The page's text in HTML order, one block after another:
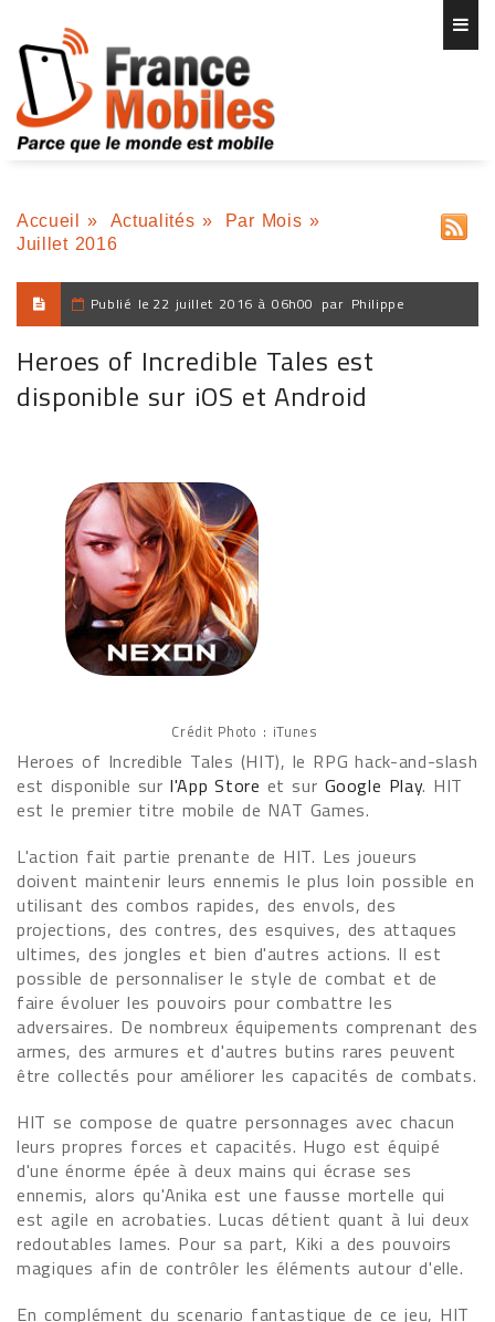
Accueil » Actualités » Par Mois »
Juillet 2016
Publié le 22 juillet 2016 à 06h00 par Philippe
Heroes of Incredible Tales est
disponible sur iOS et Android
Crédit Photo : iTunes
Heroes of Incredible Tales (HIT), le RPG hack-and-slash
est disponible sur l'App Store et sur Google Play. HIT
est le premier titre mobile de NAT Games.
L'action fait partie prenante de HIT. Les joueurs
doivent maintenir leurs ennemis le plus loin possible en
utilisant des combos rapides, des envols, des
projections, des contres, des esquives, des attaques
ultimes, des jongles et bien d'autres actions. Il est
possible de personnaliser le style de combat et de
faire évoluer les pouvoirs pour combattre les
adversaires. De nombreux équipements comprenant des
armes, des armures et d'autres butins rares peuvent
être collectés pour améliorer les capacités de combats.
HIT se compose de quatre personnages avec chacun
leurs propres forces et capacités. Hugo est équipé
d'une énorme épée à deux mains qui écrase ses
ennemis, alors qu'Anika est une fausse mortelle qui
est agile en acrobaties. Lucas détient quant à lui deux
redoutables lames. Pour sa part, Kiki a des pouvoirs
magiques afin de contrôler les éléments autour d'elle.
En complément du scenario fantastique de ce jeu, HIT